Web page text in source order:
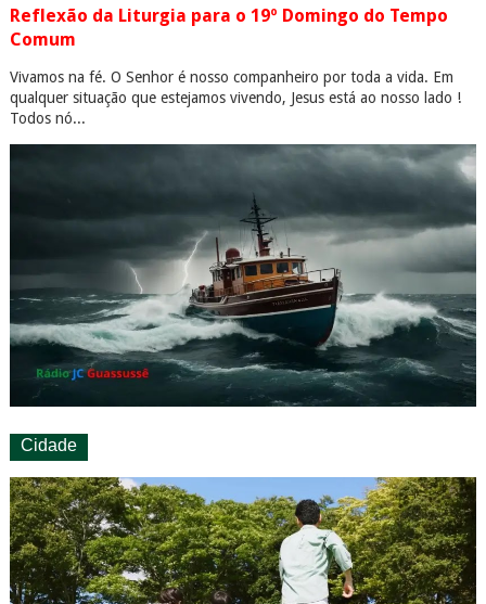
Reflexão da Liturgia para o 19º Domingo do Tempo
Comum
Vivamos na fé. O Senhor é nosso companheiro por toda a vida. Em
qualquer situação que estejamos vivendo, Jesus está ao nosso lado !
Todos nó...
Cidade